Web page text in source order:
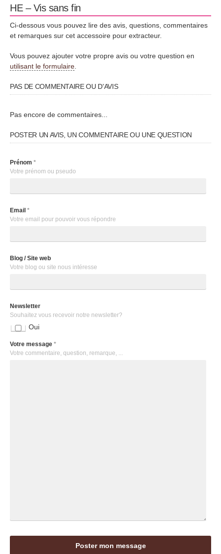
HE – Vis sans fin
Ci-dessous vous pouvez lire des avis, questions, commentaires
et remarques sur cet accessoire pour extracteur.
Vous pouvez ajouter votre propre avis ou votre question en
utilisant le formulaire
PAS DE COMMENTAIRE OU D'AVIS
Pas encore de commentaires...
POSTER UN AVIS, UN COMMENTAIRE OU UNE QUESTION
Prénom *
Votre prénom ou pseudo
Email *
Votre email pour pouvoir vous répondre
Blog / Site web
Votre blog ou site nous intéresse
Newsletter
Souhaitez vous recevoir notre newsletter?
Oui
Votre message *
Votre commentaire, question, remarque, ...